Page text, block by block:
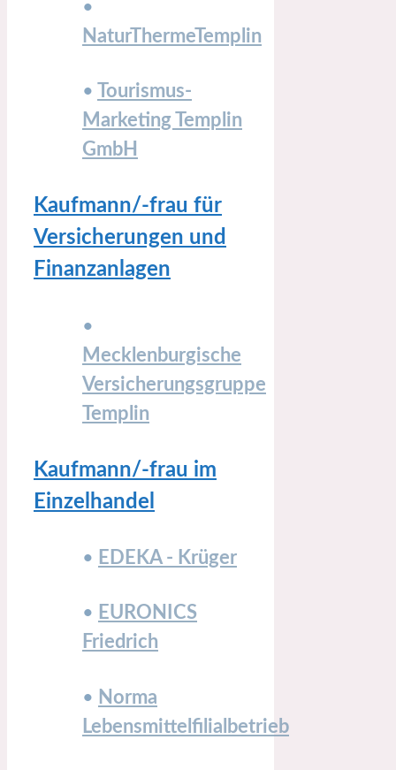
•
NaturThermeTemplin
•
Tourismus-
Marketing Temp­lin
GmbH
Kaufmann/-frau für
Versicherungen und
Finanzanlagen
•
Mecklenburgische
Versicherungsgruppe
Templin
Kaufmann/-frau im
Einzelhandel
• EDEKA - Krüger
• EURONICS
Friedrich
• Norma
Lebensmittelfilialbetrieb